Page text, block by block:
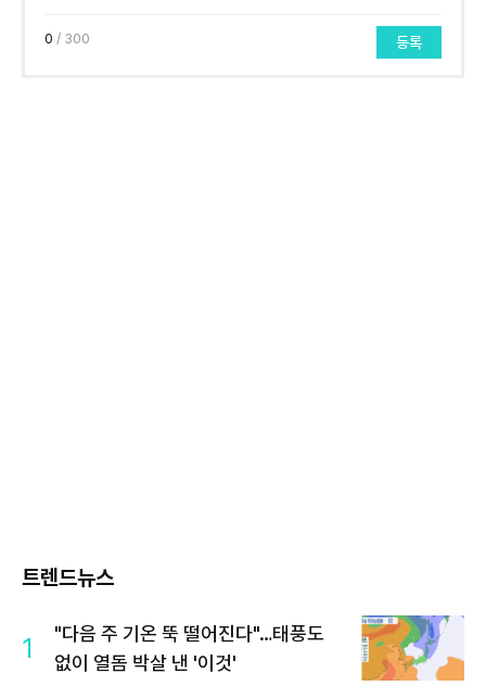
0 / 300 등록
트렌드뉴스
1
"다음 주 기온 뚝 떨어진다"…태풍도
없이 열돔 박살 낸 '이것'